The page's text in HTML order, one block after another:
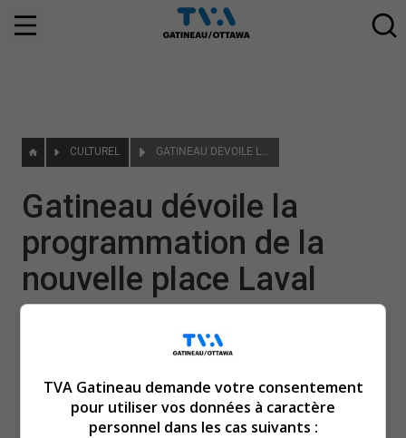
CULTUREL GATINEAU DÉVOILE LA PROGRAMMATION DE LA NOUVELLE PLACE LAVAL
Gatineau dévoile la
programmation de la
nouvelle place Laval
TVA Gatineau demande votre consentement
pour utiliser vos données à caractère
personnel dans les cas suivants :